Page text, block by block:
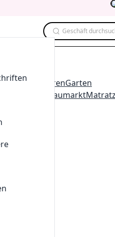
Geschäft
HaushaltswarenGarten
Baumarkt